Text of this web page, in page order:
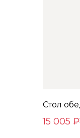
Стол
15 005 ₽